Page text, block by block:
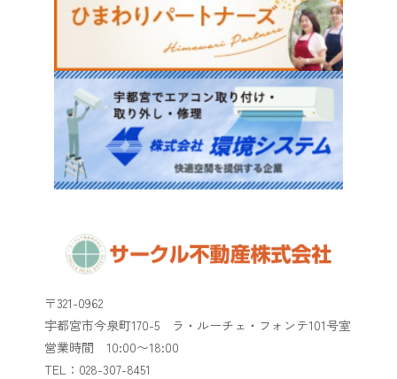
〒321-0962
宇都宮市今泉町170-5 ラ・ルーチェ・フォンテ101号室
​​​​​​​営業時間 10:00〜18:00
TEL：028-307-8451